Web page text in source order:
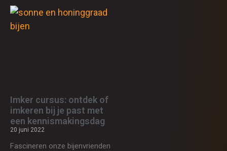
Imker cursus: ontdek of
imkeren bij je past met
een kennismakingsdag
20 juni 2022
Fascineren onze bijenvrienden